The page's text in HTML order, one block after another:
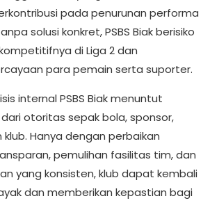
pada penurunan performa
solusi konkret, PSBS Biak berisiko
di Liga 2 dan
para pemain serta suporter.
internal PSBS Biak menuntut
otoritas sepak bola, sponsor,
Hanya dengan perbaikan
pemulihan fasilitas tim, dan
yang konsisten, klub dapat kembali
dan memberikan kepastian bagi